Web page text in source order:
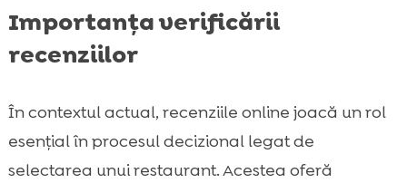
Importanța verificării
recenziilor
În contextul actual, recenziile online joacă un rol
esențial în procesul decizional legat de
selectarea unui restaurant. Acestea oferă